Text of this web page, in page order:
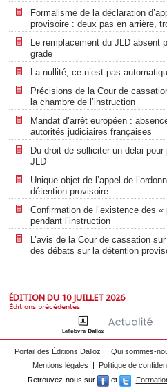
Formalisme de la déclaration
provisoire : deux pas en arrière,
Le remplacement du JLD absent
grade
La nullité, ce n’est pas
Précisions de la Cour de
la chambre de l’instruction
Mandat d’arrêt européen :
autorités judiciaires françaises
Du droit de solliciter un délai
JLD
Unique objet de l’appel de
détention provisoire
Confirmation de l’existence des
pendant l’instruction
L’avis de la Cour de cassation
des débats sur la détention
ÉDITION DU 10 JUILLET 2026
Éditions précédentes
Portail des Éditions Dalloz Qui sommes-
Mentions légales
Politique de
Retrouvez-nous sur
et